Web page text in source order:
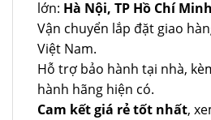
lớn: Hà Nội, TP Hồ Chí
Vận chuyển lắp đặt giao
Việt Nam.
Hỗ trợ bảo hành tại nhà,
hành hãng hiện có.
Cam kết giá rẻ tốt nhất,